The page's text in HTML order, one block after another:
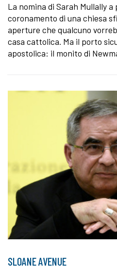
La nomina di Sarah Mullally
coronamento di una chiesa
aperture che qualcuno
casa cattolica. Ma il porto
apostolica: il monito di
SLOANE AVENUE